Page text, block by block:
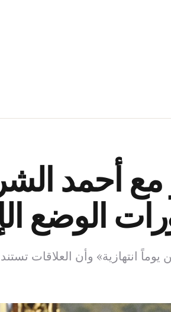
أحمد
الوضع
انتهازية» وأن العلاقات